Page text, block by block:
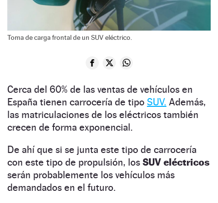
Toma de carga frontal de un SUV eléctrico.
Cerca del 60% de las ventas de vehículos en
España tienen carrocería de tipo SUV. Además,
las matriculaciones de los eléctricos también
crecen de forma exponencial.
De ahí que si se junta este tipo de carrocería
con este tipo de propulsión, los SUV eléctricos
serán probablemente los vehículos más
demandados en el futuro.